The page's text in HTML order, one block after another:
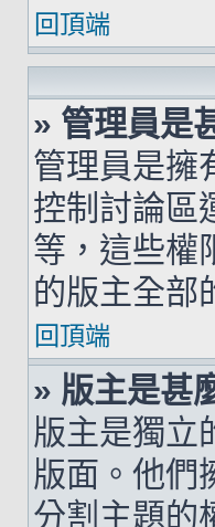
回頂端
» 管理員是
管理員是擁
控制討論區
等，這些權
的版主全部
回頂端
» 版主是甚
版主是獨立
版面。他們
分割主題的